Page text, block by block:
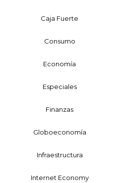
Caja Fuerte
Consumo
Economía
Especiales
Finanzas
Globoeconomía
Infraestructura
Internet Economy